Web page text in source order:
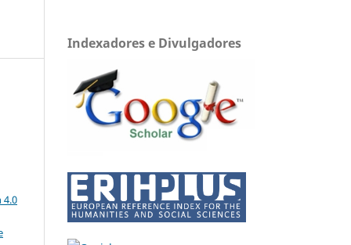
4.0
Indexadores e Divulgadores